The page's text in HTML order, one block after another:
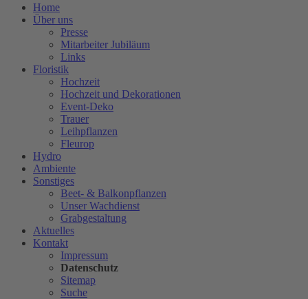
Home
Über uns
Presse
Mitarbeiter Jubiläum
Links
Floristik
Hochzeit
Hochzeit und Dekorationen
Event-Deko
Trauer
Leihpflanzen
Fleurop
Hydro
Ambiente
Sonstiges
Beet- & Balkonpflanzen
Unser Wachdienst
Grabgestaltung
Aktuelles
Kontakt
Impressum
Datenschutz
Sitemap
Suche